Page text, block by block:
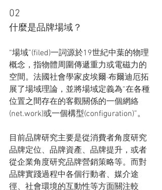
02
什麼是品牌場域？
“場域”(filed)一詞源於19世紀中葉的物理
概念，指物體周圍傳遞重力或電磁力的
空間。法國社會學家皮埃爾·布爾迪厄拓
展了場域理論，並將場域定義為“在各種
位置之間存在的客觀關係的一個網絡
(net.work)或一個構型(configuration)”。
目前品牌研究主要是從消費者角度研究
品牌定位、品牌資產、品牌提升，或者
從企業角度研究品牌營銷策略等。而對
品牌實踐過程中各個行動者、媒介途
徑、社會環境的互動性等方面關注較